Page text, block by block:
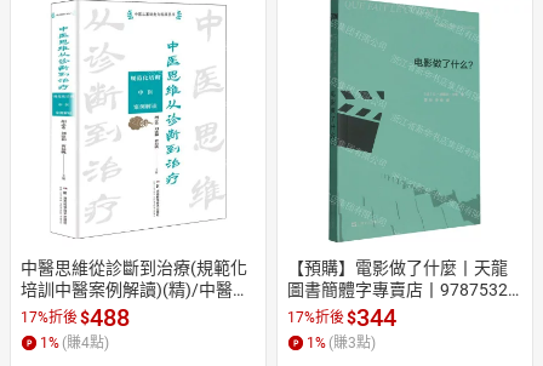
中醫思維從診斷到治療(規範化
培訓中醫案例解讀)(精)/中醫從
基礎走向臨床叢書丨天龍圖書
簡體字專賣店丨978757103659
1 (tl2608)
17%折後$488
1 % (賺4點)
【預購】電影做了什麼丨天龍
圖書簡體字專賣店丨97875321
89496 (tl2608)
17%折後$344
1 % (賺3點)